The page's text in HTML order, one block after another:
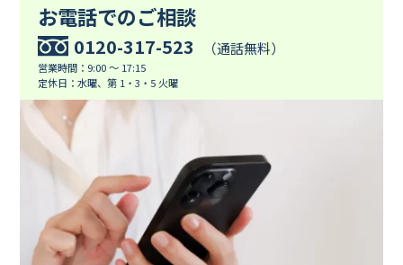
お電話でのご相談
0120-317-523 （通話無料）
営業時間：9:00 ～ 17:15
定休日：水曜、第 1・3・5 火曜